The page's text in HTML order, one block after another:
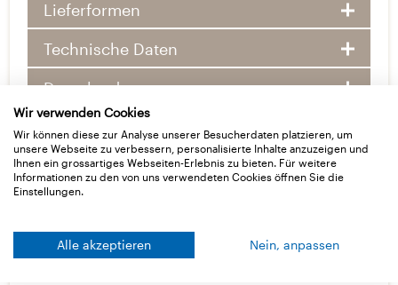
Lieferformen
Technische Daten
Downloads
Basisdaten Anwendung
Wir verwenden Cookies
Wir können diese zur Analyse unserer Besucherdaten platzieren, um
unsere Webseite zu verbessern, personalisierte Inhalte anzuzeigen und
Ihnen ein grossartiges Webseiten-Erlebnis zu bieten. Für weitere
Informationen zu den von uns verwendeten Cookies öffnen Sie die
Einstellungen.
Alle akzeptieren Nein, anpassen